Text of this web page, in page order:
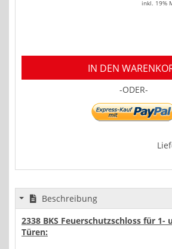
inkl. 19%
IN DEN
-ODER-
Beschreibung
2338 BKS Feuerschutzschloss für 1-
Türen: